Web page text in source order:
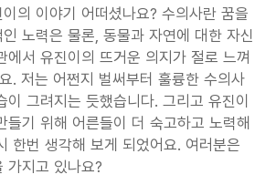
의 이야기 어떠셨나요? 수의사란 꿈을
노력은 물론, 동물과 자연에 대한 자신
에서 유진이의 뜨거운 의지가 절로 느껴
. 저는 어쩐지 벌써부터 훌륭한 수의사
이 그려지는 듯했습니다. 그리고 유진이
들기 위해 어른들이 더 숙고하고 노력해
한번 생각해 보게 되었어요. 여러분은
가지고 있나요?